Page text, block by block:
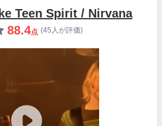
Teen Spirit / Nirvana
88.4点 (45人が評価)